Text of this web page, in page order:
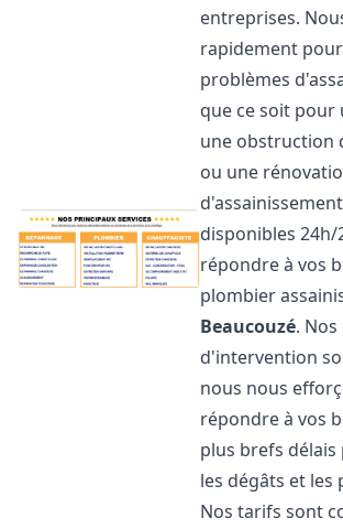
entreprises.
rapidement
problèmes
que ce soit pour
une obstruction
ou une
disponibles
répondre à vos
plombier
Beaucouzé. Nos
d'intervention
nous nous
répondre à vos
plus brefs
les dégâts et
Nos tarifs sont